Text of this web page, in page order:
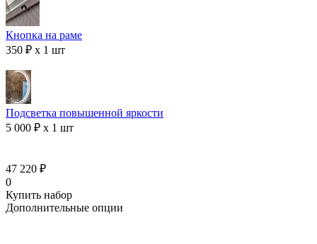
Кнопка на раме
350 ₽ x 1 шт
Подсветка повышенной яркости
5 000 ₽ x 1 шт
47 220 ₽
0
Купить набор
Дополнительные опции